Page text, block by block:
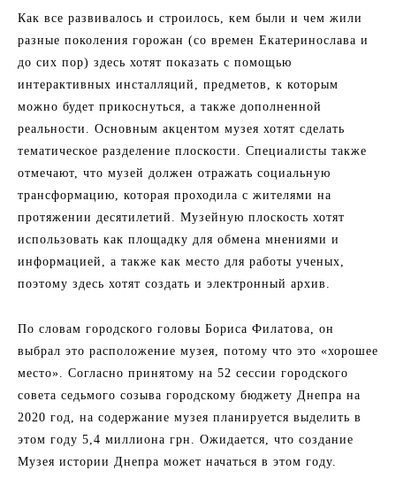
Как все развивалось и строилось, кем были и чем жили
разные поколения горожан (со времен Екатеринослава и
до сих пор) здесь хотят показать с помощью
интерактивных инсталляций, предметов, к которым
можно будет прикоснуться, а также дополненной
реальности. Основным акцентом музея хотят сделать
тематическое разделение плоскости. Специалисты также
отмечают, что музей должен отражать социальную
трансформацию, которая проходила с жителями на
протяжении десятилетий. Музейную плоскость хотят
использовать как площадку для обмена мнениями и
информацией, а также как место для работы ученых,
поэтому здесь хотят создать и электронный архив.
По словам городского головы Бориса Филатова, он
выбрал это расположение музея, потому что это «хорошее
место». Согласно принятому на 52 сессии городского
совета седьмого созыва городскому бюджету Днепра на
2020 год, на содержание музея планируется выделить в
этом году 5,4 миллиона грн. Ожидается, что создание
Музея истории Днепра может начаться в этом году.